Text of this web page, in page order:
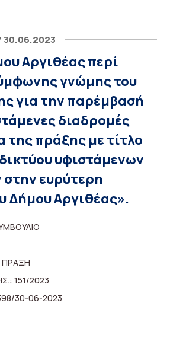
30.06.2023
Αργιθέας περί
γνώμης του
για την παρέμβασή
διαδρομές
της πράξης με τίτλο
υφιστάμενων
ευρύτερη
Δήμου Αργιθέας».
ΠΡΑΞΗ
151/2023
30-06-2023